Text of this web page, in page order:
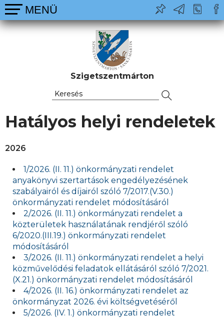
Szigetszentmárton
Hatályos helyi rendeletek
2026
1/2026. (II. 11.) önkormányzati rendelet
anyakönyvi szertartások engedélyezésének
szabályairól és díjairól szóló 7/2017.(V.30.)
önkormányzati rendelet módosításáról
2/2026. (II. 11.) önkormányzati rendelet a
közterületek használatának rendjéről szóló
6/2020.(III.19.) önkormányzati rendelet
módosításáról
3/2026. (II. 11.) önkormányzati rendelet a helyi
közművelődési feladatok ellátásáról szóló 7/2021.
(X.21.) önkormányzati rendelet módosításáról
4/2026. (II. 16.) önkormányzati rendelet az
önkormányzat 2026. évi költségvetéséről
5/2026. (IV. 1.) önkormányzati rendelet